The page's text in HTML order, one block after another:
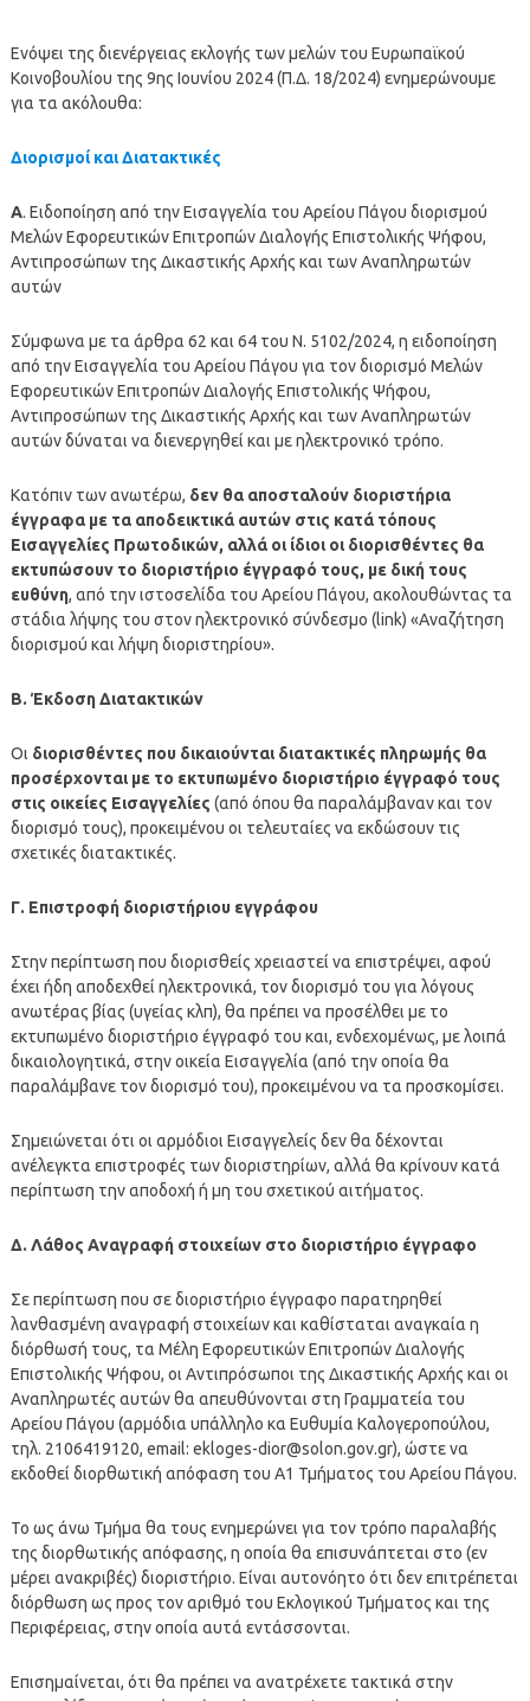
Ενόψει της διενέργειας εκλογής των μελών του Ευρωπαϊκού
Κοινοβουλίου της 9ης Ιουνίου 2024 (Π.Δ. 18/2024) ενημερώνουμε
για τα ακόλουθα:
Διορισμοί και Διατακτικές
Α. Ειδοποίηση από την Εισαγγελία του Αρείου Πάγου διορισμού
Μελών Εφορευτικών Επιτροπών Διαλογής Επιστολικής Ψήφου,
Αντιπροσώπων της Δικαστικής Αρχής και των Αναπληρωτών
αυτών
Σύμφωνα με τα άρθρα 62 και 64 του Ν. 5102/2024, η ειδοποίηση
από την Εισαγγελία του Αρείου Πάγου για τον διορισμό Μελών
Εφορευτικών Επιτροπών Διαλογής Επιστολικής Ψήφου,
Αντιπροσώπων της Δικαστικής Αρχής και των Αναπληρωτών
αυτών δύναται να διενεργηθεί και με ηλεκτρονικό τρόπο.
Κατόπιν των ανωτέρω, δεν θα αποσταλούν διοριστήρια
έγγραφα με τα αποδεικτικά αυτών στις κατά τόπους
Εισαγγελίες Πρωτοδικών, αλλά οι ίδιοι οι διορισθέντες θα
εκτυπώσουν το διοριστήριο έγγραφό τους, με δική τους
ευθύνη, από την ιστοσελίδα του Αρείου Πάγου, ακολουθώντας τα
στάδια λήψης του στον ηλεκτρονικό σύνδεσμο (link) «Αναζήτηση
διορισμού και λήψη διοριστηρίου».
Β. Έκδοση Διατακτικών
Οι διορισθέντες που δικαιούνται διατακτικές πληρωμής θα
προσέρχονται με το εκτυπωμένο διοριστήριο έγγραφό τους
στις οικείες Εισαγγελίες (από όπου θα παραλάμβαναν και τον
διορισμό τους), προκειμένου οι τελευταίες να εκδώσουν τις
σχετικές διατακτικές.
Γ. Επιστροφή διοριστήριου εγγράφου
Στην περίπτωση που διορισθείς χρειαστεί να επιστρέψει, αφού
έχει ήδη αποδεχθεί ηλεκτρονικά, τον διορισμό του για λόγους
ανωτέρας βίας (υγείας κλπ), θα πρέπει να προσέλθει με το
εκτυπωμένο διοριστήριο έγγραφό του και, ενδεχομένως, με λοιπά
δικαιολογητικά, στην οικεία Εισαγγελία (από την οποία θα
παραλάμβανε τον διορισμό του), προκειμένου να τα προσκομίσει.
Σημειώνεται ότι οι αρμόδιοι Εισαγγελείς δεν θα δέχονται
ανέλεγκτα επιστροφές των διοριστηρίων, αλλά θα κρίνουν κατά
περίπτωση την αποδοχή ή μη του σχετικού αιτήματος.
Δ. Λάθος Αναγραφή στοιχείων στο διοριστήριο έγγραφο
Σε περίπτωση που σε διοριστήριο έγγραφο παρατηρηθεί
λανθασμένη αναγραφή στοιχείων και καθίσταται αναγκαία η
διόρθωσή τους, τα Μέλη Εφορευτικών Επιτροπών Διαλογής
Επιστολικής Ψήφου, οι Αντιπρόσωποι της Δικαστικής Αρχής και οι
Αναπληρωτές αυτών θα απευθύνονται στη Γραμματεία του
Αρείου Πάγου (αρμόδια υπάλληλο κα Ευθυμία Καλογεροπούλου,
τηλ. 2106419120, email: ekloges-dior@solon.gov.gr), ώστε να
εκδοθεί διορθωτική απόφαση του Α1 Τμήματος του Αρείου Πάγου.
Το ως άνω Τμήμα θα τους ενημερώνει για τον τρόπο παραλαβής
της διορθωτικής απόφασης, η οποία θα επισυνάπτεται στο (εν
μέρει ανακριβές) διοριστήριο. Είναι αυτονόητο ότι δεν επιτρέπεται
διόρθωση ως προς τον αριθμό του Εκλογικού Τμήματος και της
Περιφέρειας, στην οποία αυτά εντάσσονται.
Επισημαίνεται, ότι θα πρέπει να ανατρέχετε τακτικά στην